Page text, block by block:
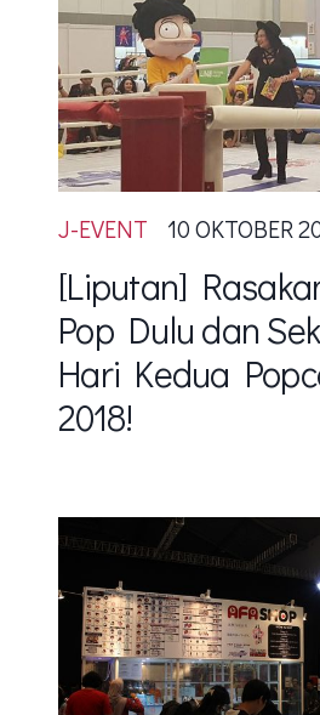
J-EVENT 10 OKTOBER
[Liputan]
Pop Dulu dan
Hari Kedua
2018!